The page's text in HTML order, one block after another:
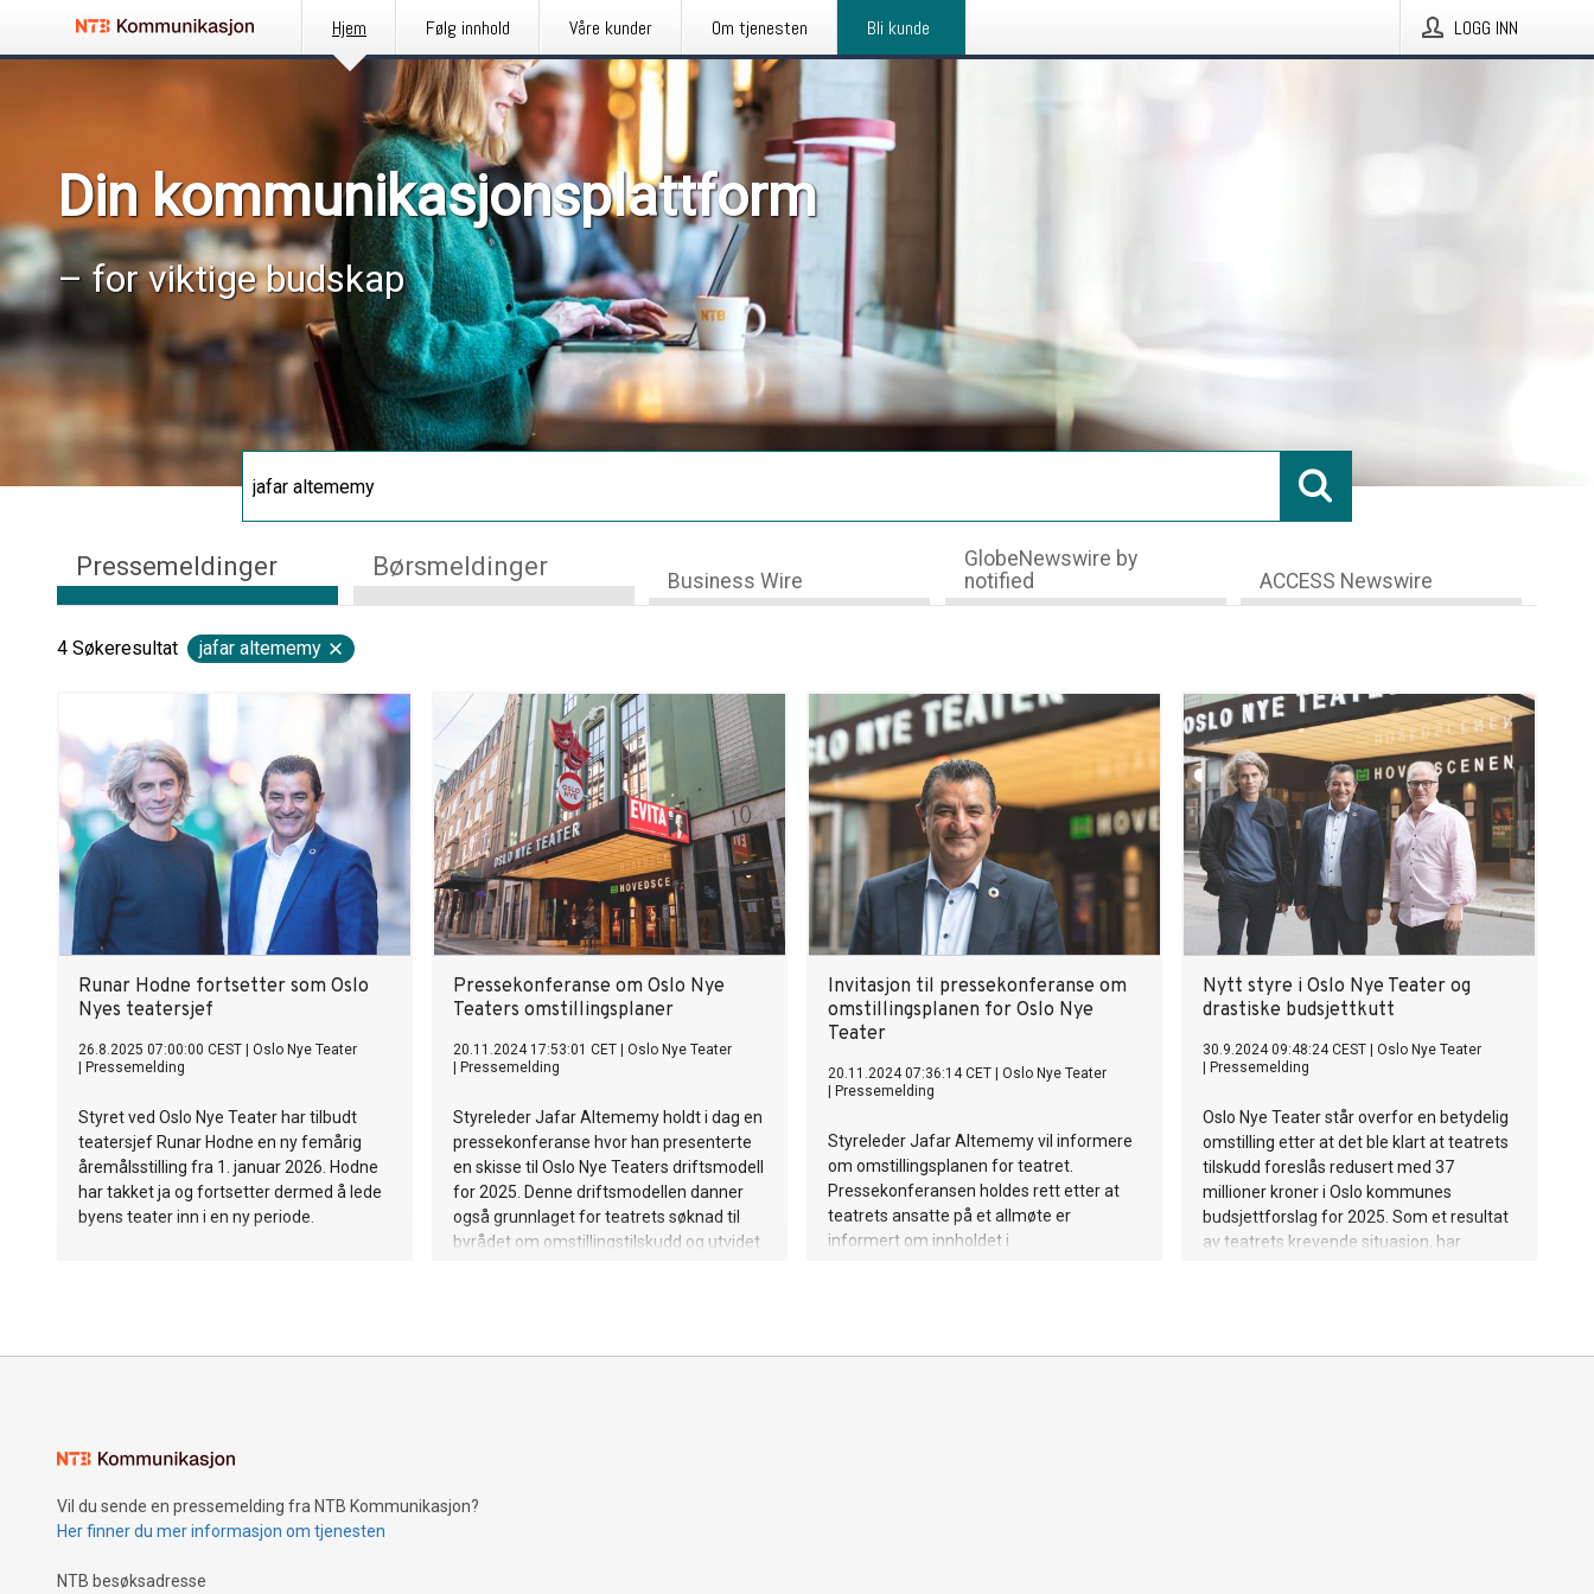
Hjem Følg innhold Våre kunder Om tjenesten Bli kunde LOGG INN
Din kommunikasjonsplattform
– for viktige budskap
Pressemeldinger Børsmeldinger Business Wire
GlobeNewswire by
notified
ACCESS Newswire
4 Søkeresultat jafar altememy
Runar Hodne fortsetter som Oslo
Nyes teatersjef
26.8.2025 07:00:00 CEST
Oslo Nye Teater
Pressemelding
Styret ved Oslo Nye Teater har tilbudt
teatersjef Runar Hodne en ny femårig
åremålsstilling fra 1. januar 2026. Hodne
har takket ja og fortsetter dermed å lede
byens teater inn i en ny periode.
Pressekonferanse om Oslo Nye
Teaters omstillingsplaner
20.11.2024 17:53:01 CET
Oslo Nye Teater
Pressemelding
Styreleder Jafar Altememy holdt i dag en
pressekonferanse hvor han presenterte
en skisse til Oslo Nye Teaters driftsmodell
for 2025. Denne driftsmodellen danner
også grunnlaget for teatrets søknad til
byrådet om omstillingstilskudd og utvidet
Invitasjon til pressekonferanse om
omstillingsplanen for Oslo Nye
Teater
20.11.2024 07:36:14 CET
Oslo Nye Teater
Pressemelding
Styreleder Jafar Altememy vil informere
om omstillingsplanen for teatret.
Pressekonferansen holdes rett etter at
teatrets ansatte på et allmøte er
informert om innholdet i
Nytt styre i Oslo Nye Teater og
drastiske budsjettkutt
30.9.2024 09:48:24 CEST
Oslo Nye Teater
Pressemelding
Oslo Nye Teater står overfor en betydelig
omstilling etter at det ble klart at teatrets
tilskudd foreslås redusert med 37
millioner kroner i Oslo kommunes
budsjettforslag for 2025. Som et resultat
av teatrets krevende situasjon, har
Vil du sende en pressemelding fra NTB Kommunikasjon?
Her finner du mer informasjon om tjenesten
NTB besøksadresse